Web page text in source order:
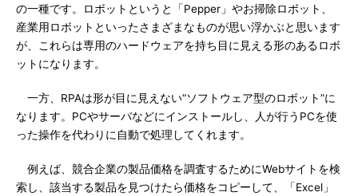
の一種です。ロボットというと「Pepper」やお掃除ロボット、
産業用ロボットといったさまざまなものが思い浮かぶと思います
が、これらは専用のハードウェアを持ち目に見える形のあるロボ
ットになります。
一方、RPAは形が目に見えない“ソフトウェア型のロボット”に
なります。PCやサーバなどにインストールし、人が行うPCを使
った操作を代わりに自動で処理してくれます。
例えば、競合企業の製品価格を調査するためにWebサイトを検
索し、該当する製品を見つけたら価格をコピーして、「Excel」